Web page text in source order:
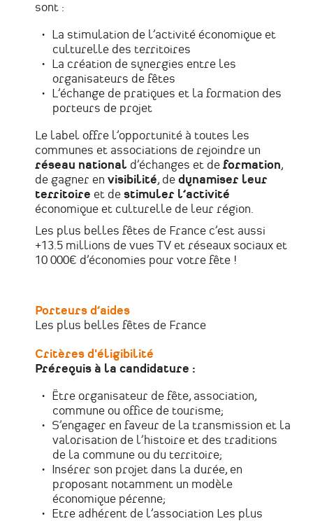
sont :
La stimulation de l’activité économique et
culturelle des territoires
La création de synergies entre les
organisateurs de fêtes
L’échange de pratiques et la formation des
porteurs de projet
Le label offre l’opportunité à toutes les
communes et associations de rejoindre un
réseau national d’échanges et de formation,
de gagner en visibilité, de dynamiser leur
territoire et de stimuler l’activité
économique et culturelle de leur région.
Les plus belles fêtes de France c’est aussi
+13.5 millions de vues TV et réseaux sociaux et
10 000€ d’économies pour votre fête !
Porteurs d’aides
Les plus belles fêtes de France
Critères d'éligibilité
Prérequis à la candidature :
Être organisateur de fête, association,
commune ou office de tourisme;
S’engager en faveur de la transmission et la
valorisation de l’histoire et des traditions
de la commune ou du territoire;
Insérer son projet dans la durée, en
proposant notamment un modèle
économique pérenne;
Etre adhérent de l’association Les plus